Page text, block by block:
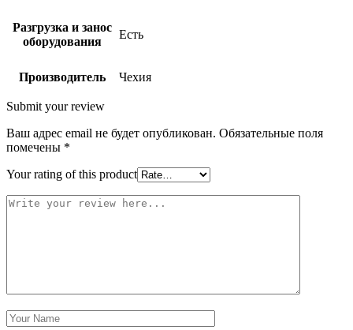
Разгрузка и занос
оборудования
Есть
Производитель Чехия
Submit your review
Ваш адрес email не будет опубликован. Обязательные поля
помечены *
Your rating of this product